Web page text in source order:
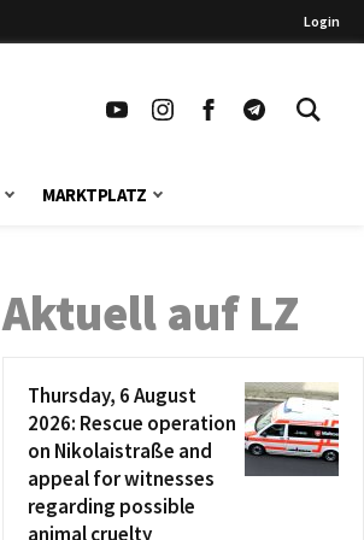
Login
MARKTPLATZ
Aktuell auf LZ
Thursday, 6 August
2026: Rescue operation
on Nikolaistraße and
appeal for witnesses
regarding possible
animal cruelty